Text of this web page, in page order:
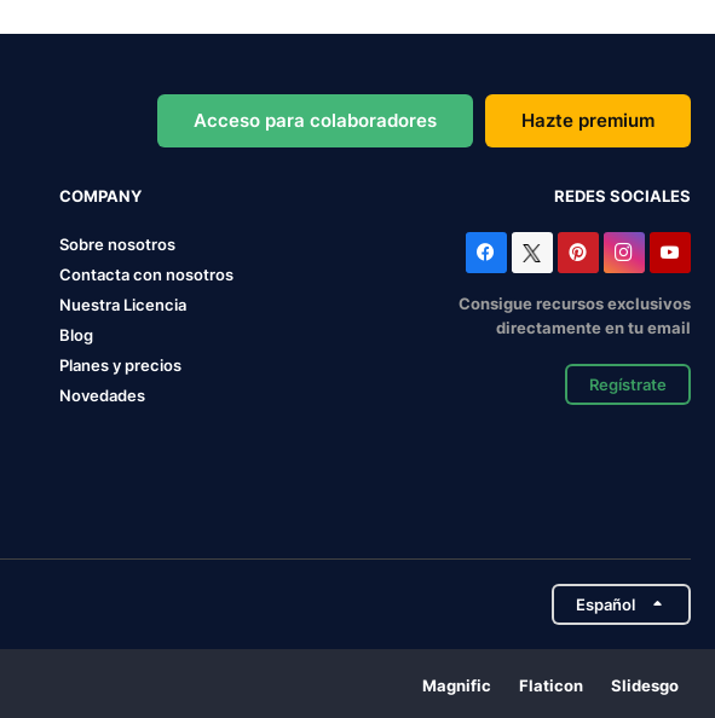
Acceso para colaboradores Hazte premium
COMPANY
Sobre nosotros
Contacta con nosotros
Nuestra Licencia
Blog
Planes y precios
Novedades
REDES SOCIALES
Consigue recursos exclusivos
directamente en tu email
Regístrate
Español
Magnific Flaticon Slidesgo